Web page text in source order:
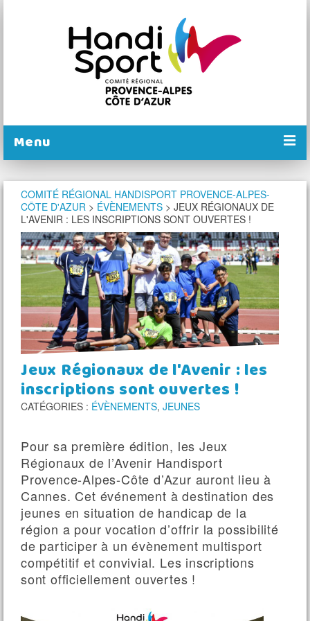
Menu
PRÉSENTATION
NOS COMITÉS
NOS ACTIONS
PRATIQUER
CALENDRIER
MÉDIATHÈQUE
CONTACT
COMITÉ RÉGIONAL HANDISPORT PROVENCE-ALPES-
CÔTE D'AZUR > ÉVÈNEMENTS > JEUX RÉGIONAUX DE
L'AVENIR : LES INSCRIPTIONS SONT OUVERTES !
Jeux Régionaux de l'Avenir : les
inscriptions sont ouvertes !
CATÉGORIES : ÉVÈNEMENTS, JEUNES
Pour sa première édition, les Jeux
Régionaux de l’Avenir Handisport
Provence-Alpes-Côte d’Azur auront lieu à
Cannes. Cet événement à destination des
jeunes en situation de handicap de la
région a pour vocation d’offrir la possibilité
de participer à un évènement multisport
compétitif et convivial. Les inscriptions
sont officiellement ouvertes !